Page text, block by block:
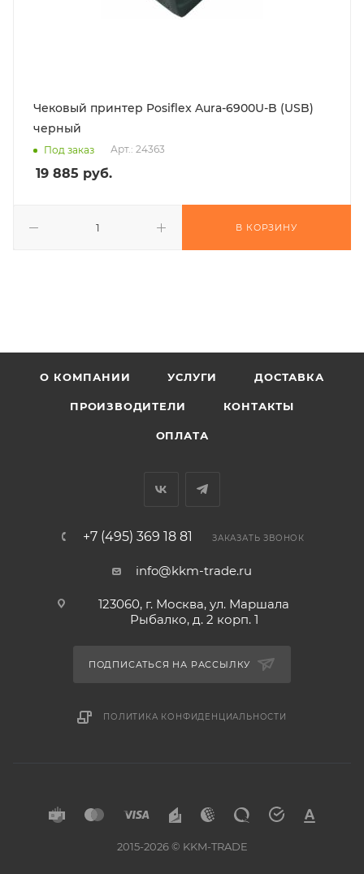
Чековый принтер Posiflex Aura-6900U-B (USB)
черный
Под заказ Арт.: 24363
19 885 руб.
В КОРЗИНУ
О КОМПАНИИ УСЛУГИ ДОСТАВКА
ПРОИЗВОДИТЕЛИ КОНТАКТЫ
ОПЛАТА
+7 (495) 369 18 81 ЗАКАЗАТЬ ЗВОНОК
info@kkm-trade.ru
123060, г. Москва, ул. Маршала
Рыбалко, д. 2 корп. 1
ПОДПИСАТЬСЯ НА РАССЫЛКУ
ПОЛИТИКА КОНФИДЕНЦИАЛЬНОСТИ
2015-2026 © KKM-TRADE